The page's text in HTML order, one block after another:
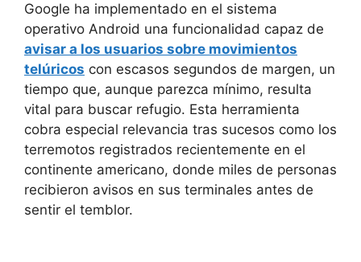
Google ha implementado en el sistema
operativo Android una funcionalidad capaz de
avisar a los usuarios sobre movimientos
telúricos con escasos segundos de margen, un
tiempo que, aunque parezca mínimo, resulta
vital para buscar refugio. Esta herramienta
cobra especial relevancia tras sucesos como los
terremotos registrados recientemente en el
continente americano, donde miles de personas
recibieron avisos en sus terminales antes de
sentir el temblor.